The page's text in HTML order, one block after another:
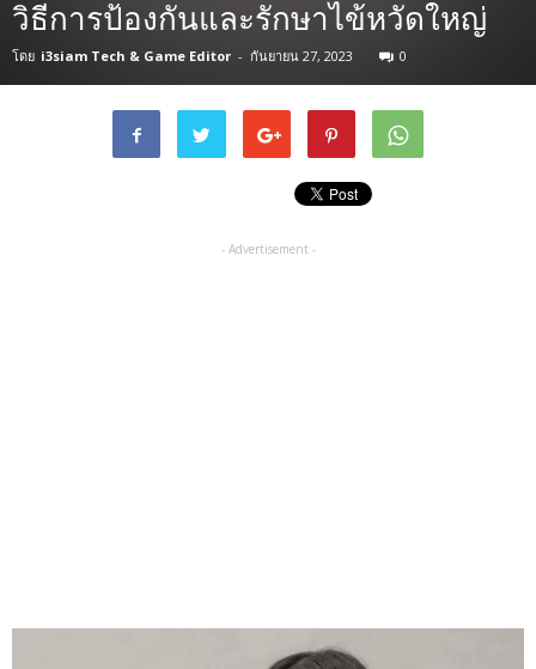
วิธีการป้องกันและรักษาไข้หวัดใหญ่
โดย i3siam Tech & Game Editor - กันยายน 27, 2023 0
- Advertisement -